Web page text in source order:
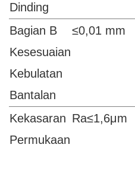
Dinding
Bagian B
Kesesuaian
Kebulatan
Bantalan
≤0,01 mm
Kekasaran
Permukaan
Ra≤1,6μm